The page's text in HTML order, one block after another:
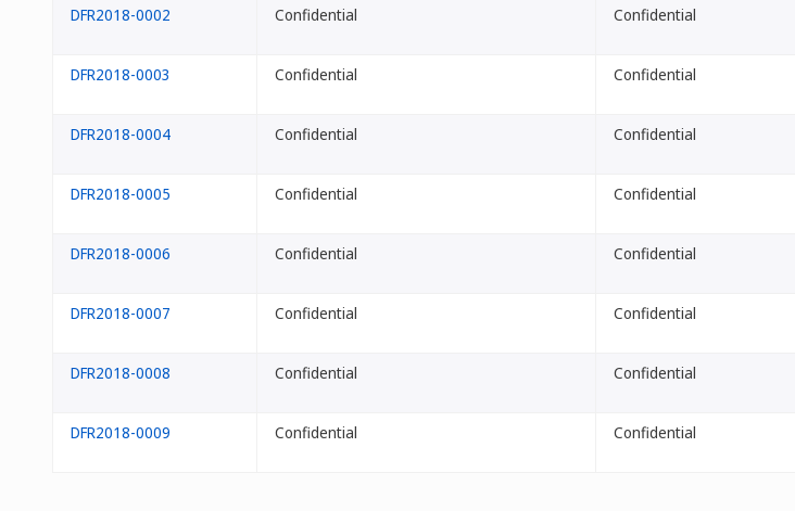
DFR2018-0002
Confidential Confidential
DFR2018-0003
Confidential Confidential
DFR2018-0004
Confidential Confidential
DFR2018-0005
Confidential Confidential
DFR2018-0006
Confidential Confidential
DFR2018-0007
Confidential Confidential
DFR2018-0008
Confidential Confidential
DFR2018-0009
Confidential Confidential